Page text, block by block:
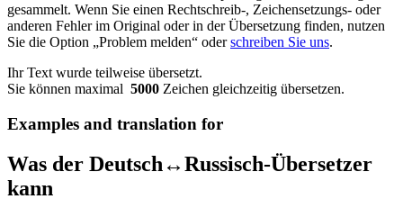
gesammelt. Wenn Sie einen Rechtschreib-, Zeichensetzungs- oder
anderen Fehler im Original oder in der Übersetzung finden, nutzen
Sie die Option „Problem melden“ oderschreiben Sie uns.
Ihr Text wurde teilweise übersetzt.
Sie können maximal 5000 Zeichen gleichzeitig übersetzen.
Examples and translation for
Was der Deutsch↔Russisch-Übersetzer
kann